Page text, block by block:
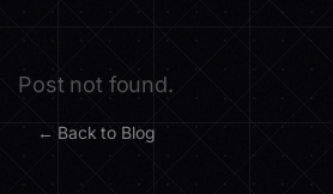
Post not found.
← Back to Blog